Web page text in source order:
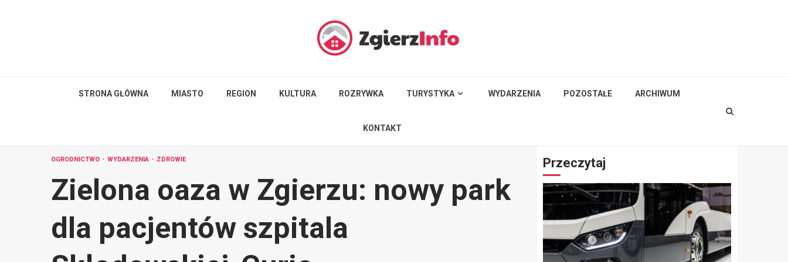
STRONA GŁÓWNA MIASTO REGION KULTURA ROZRYWKA TURYSTYKA WYDARZENIA POZOSTAŁE ARCHIWUM
KONTAKT
OGRODNICTWO WYDARZENIA ZDROWIE
Zielona oaza w Zgierzu: nowy park
dla pacjentów szpitala
Przeczytaj